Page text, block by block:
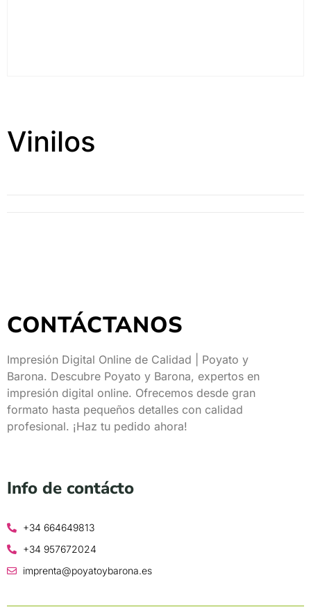
Vinilos
CONTÁCTANOS
Impresión Digital Online de Calidad | Poyato y
Barona. Descubre Poyato y Barona, expertos en
impresión digital online. Ofrecemos desde gran
formato hasta pequeños detalles con calidad
profesional. ¡Haz tu pedido ahora!
Info de contácto
+34 664649813
+34 957672024
imprenta@poyatoybarona.es